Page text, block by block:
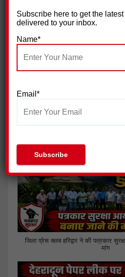
जिला प्रेस क्लब हरिद्वार ने की पत्रकार
मांग
Subscribe here to get the
delivered to your inbox.
Name*
Email*